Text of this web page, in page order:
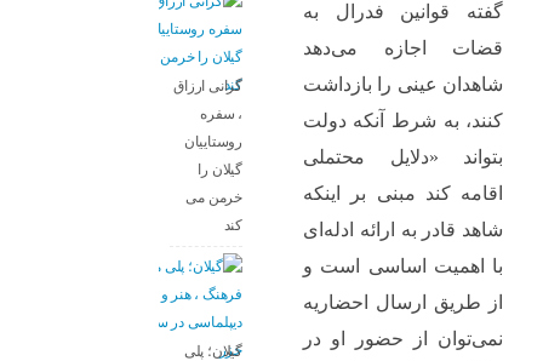
گفته قوانین فدرال به
قضات اجازه می‌دهد
شاهدان عینی را بازداشت
کنند، به شرط آنکه دولت
بتواند «دلایل محتملی
اقامه کند مبنی بر اینکه
شاهد قادر به ارائه ادله‌ای
با اهمیت اساسی است و
از طریق ارسال احضاریه
نمی‌توان از حضور او در
گرانی ارزاق
، سفره
روستاییان
گیلان را
خرمن می
کند
گیلان؛ پلی